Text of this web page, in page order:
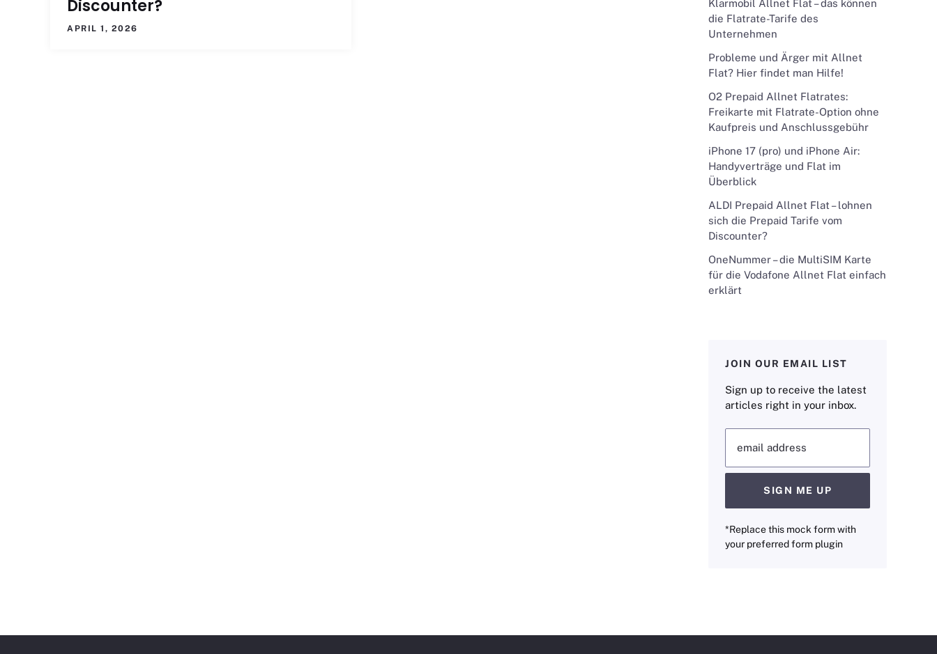
Discounter?
APRIL 1, 2026
Klarmobil Allnet Flat – das können
die Flatrate-Tarife des
Unternehmen
Probleme und Ärger mit Allnet
Flat? Hier findet man Hilfe!
O2 Prepaid Allnet Flatrates:
Freikarte mit Flatrate-Option ohne
Kaufpreis und Anschlussgebühr
iPhone 17 (pro) und iPhone Air:
Handyverträge und Flat im
Überblick
ALDI Prepaid Allnet Flat – lohnen
sich die Prepaid Tarife vom
Discounter?
OneNummer – die MultiSIM Karte
für die Vodafone Allnet Flat einfach
erklärt
JOIN OUR EMAIL LIST
Sign up to receive the latest
articles right in your inbox.
email address
SIGN ME UP
*Replace this mock form with
your preferred form plugin